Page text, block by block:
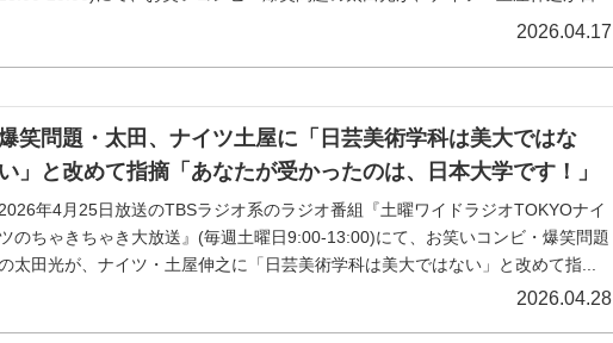
大芸術学部に入学したことについて言及していた。太田光：この間さ、『ビバ
2026.04.17
笑問題・太田、ナイツ土屋に「日芸美術学科は美大ではな
い」と改めて指摘「あなたが受かったのは、日本大学です！」
2026年4月25日放送のTBSラジオ系のラジオ番組『土曜ワイドラジオTOKYOナイ
ツのちゃきちゃき大放送』(毎週土曜日9:00-13:00)にて、お笑いコンビ・爆笑問題
太田光が、ナイツ・土屋伸之に「日芸美術学科は美大ではない」と改めて指...
2026.04.28